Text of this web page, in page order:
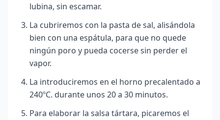
lubina, sin escamar.
La cubriremos con la pasta de sal, alisándola
bien con una espátula, para que no quede
ningún poro y pueda cocerse sin perder el
vapor.
La introduciremos en el horno precalentado a
240ºC. durante unos 20 a 30 minutos.
Para elaborar la salsa tártara, picaremos el